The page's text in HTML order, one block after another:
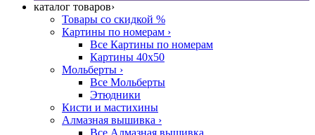
каталог товаров›
Товары со скидкой %
Картины по номерам ›
Все Картины по номерам
Картины 40x50
Мольберты ›
Все Мольберты
Этюдники
Кисти и мастихины
Алмазная вышивка ›
Все Алмазная вышивка